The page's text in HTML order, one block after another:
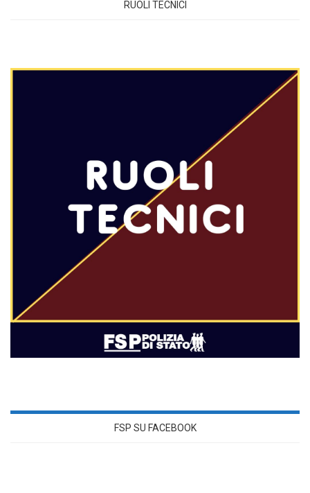
RUOLI TECNICI
FSP SU FACEBOOK